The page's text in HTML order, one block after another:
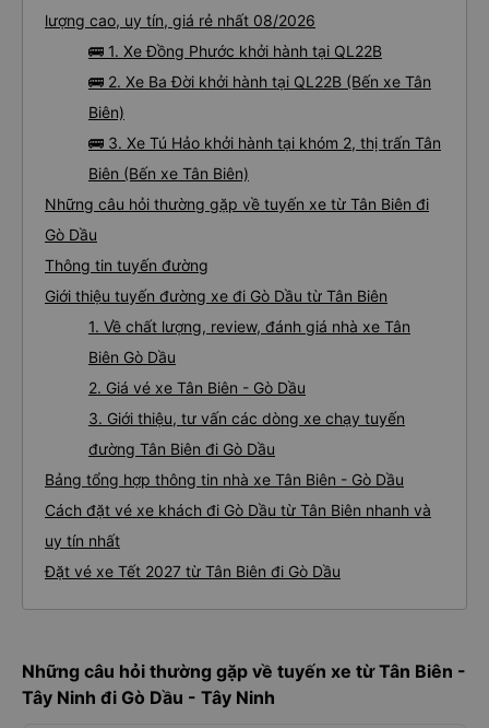
lượng cao, uy tín, giá rẻ nhất 08/2026
🚌 1. Xe Đồng Phước khởi hành tại QL22B
🚌 2. Xe Ba Đời khởi hành tại QL22B (Bến xe Tân
Biên)
🚌 3. Xe Tú Hảo khởi hành tại khóm 2, thị trấn Tân
Biên (Bến xe Tân Biên)
Những câu hỏi thường gặp về tuyến xe từ Tân Biên đi
Gò Dầu
Thông tin tuyến đường
Giới thiệu tuyến đường xe đi Gò Dầu từ Tân Biên
1. Về chất lượng, review, đánh giá nhà xe Tân
Biên Gò Dầu
2. Giá vé xe Tân Biên - Gò Dầu
3. Giới thiệu, tư vấn các dòng xe chạy tuyến
đường Tân Biên đi Gò Dầu
Bảng tổng hợp thông tin nhà xe Tân Biên - Gò Dầu
Cách đặt vé xe khách đi Gò Dầu từ Tân Biên nhanh và
uy tín nhất
Đặt vé xe Tết 2027 từ Tân Biên đi Gò Dầu
Những câu hỏi thường gặp về tuyến xe từ Tân Biên -
Tây Ninh đi Gò Dầu - Tây Ninh